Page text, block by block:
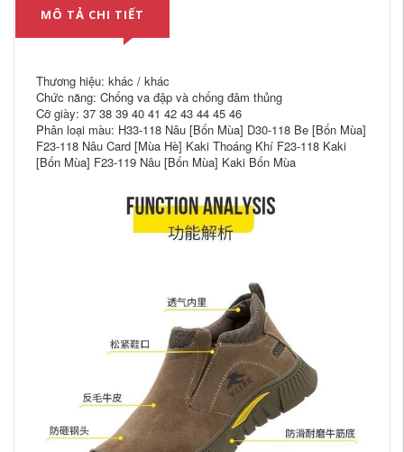
MÔ TẢ CHI TIẾT
Thương hiệu: khác / khác
Chức năng: Chống va đập và chống đâm thủng
Cỡ giày: 37 38 39 40 41 42 43 44 45 46
Phân loại màu: H33-118 Nâu [Bốn Mùa] D30-118 Be [Bốn Mùa]
F23-118 Nâu Card [Mùa Hè] Kaki Thoáng Khí F23-118 Kaki
[Bốn Mùa] F23-119 Nâu [Bốn Mùa] Kaki Bốn Mùa